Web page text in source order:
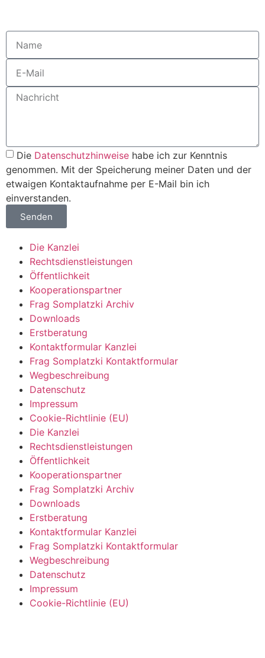
Die Datenschutzhinweise habe ich zur Kenntnis
genommen. Mit der Speicherung meiner Daten und der
etwaigen Kontaktaufnahme per E-Mail bin ich
einverstanden.
Senden
Die Kanzlei
Rechtsdienstleistungen
Öffentlichkeit
Kooperationspartner
Frag Somplatzki Archiv
Downloads
Erstberatung
Kontaktformular Kanzlei
Frag Somplatzki Kontaktformular
Wegbeschreibung
Datenschutz
Impressum
Cookie-Richtlinie (EU)
Die Kanzlei
Rechtsdienstleistungen
Öffentlichkeit
Kooperationspartner
Frag Somplatzki Archiv
Downloads
Erstberatung
Kontaktformular Kanzlei
Frag Somplatzki Kontaktformular
Wegbeschreibung
Datenschutz
Impressum
Cookie-Richtlinie (EU)